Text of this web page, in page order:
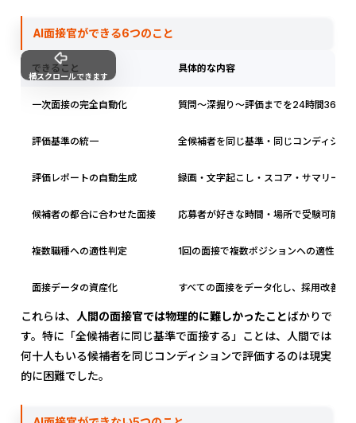
AI面接官ができる6つのこと
横スクロールできます
できること
一次面接の完全自動化
評価基準の統一
評価レポートの自動生成
候補者の都合に合わせた面接
複数職種への適性判定
面接データの資産化
具体的な内容
質問〜深掘り〜評価までを24時間365日
全候補者を同じ基準・同じコンディショ
録画・文字起こし・スコア・サマリーを
応募者が好きな時間・場所で受験可能
1回の面接で複数ポジションへの適性を
すべての面接をデータ化し、採用改善に
これらは、 人間の面接官では物理的に難しかったことばかりで
す。特に「全候補者に同じ基準で面接する」ことは、人間では
何十人もいる候補者を同じコンディションで評価するのは現実
的に困難でした。